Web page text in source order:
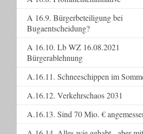
A 16.9. Bürgerbeteiligung bei
Bugaentscheidung?
A 16.10. Lb WZ 16.08.2021
Bürgerablehnung
A.16.11. Schneeschippen im
A.16.12. Verkehrschaos 2031
A.16.13. Sind 70 Mio. €